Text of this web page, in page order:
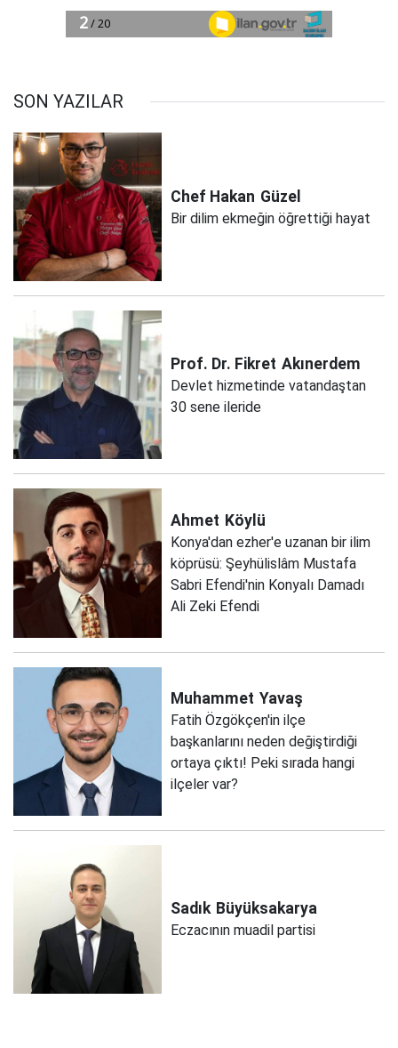
SON YAZILAR
Chef Hakan Güzel
Bir dilim ekmeğin öğrettiği hayat
Prof. Dr. Fikret Akınerdem
Devlet hizmetinde vatandaştan
30 sene ileride
Ahmet Köylü
Konya'dan ezher'e uzanan bir ilim
köprüsü: Şeyhülislâm Mustafa
Sabri Efendi'nin Konyalı Damadı
Ali Zeki Efendi
Muhammet Yavaş
Fatih Özgökçen'in ilçe
başkanlarını neden değiştirdiği
ortaya çıktı! Peki sırada hangi
ilçeler var?
Sadık Büyüksakarya
Eczacının muadil partisi